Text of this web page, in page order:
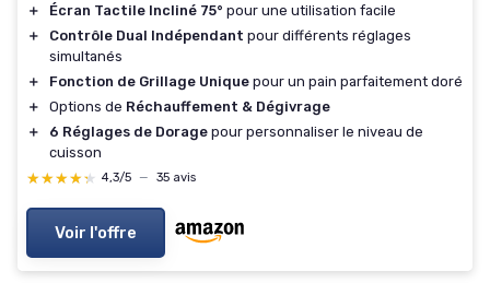
＋ Écran Tactile Incliné 75° pour une utilisation facile
＋
Contrôle Dual Indépendant pour différents réglages
simultanés
＋
Fonction de Grillage Unique pour un pain parfaitement doré
＋
Options de Réchauffement & Dégivrage
＋
6 Réglages de Dorage pour personnaliser le niveau de
cuisson
★★★★★
★★★★★ 4,3/5 — 35 avis
Voir l'offre